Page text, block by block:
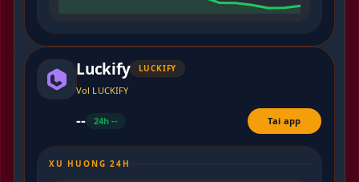
Luckify LUCKIFY
Vol LUCKIFY
-- 24h -- Tai app
XU HUONG 24H